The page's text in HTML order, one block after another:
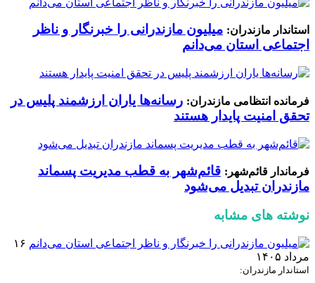
استاندار مازندران: میلیون مازندرانی را خبرنگار و ناظر
اجتماعی استان می‌دانم
فرمانده انتظامی مازندران: رسانه‌ها یاران ارزشمند پلیس در
تحقق امنیت پایدار هستند
فرماندار قائم‌شهر: قائم‌شهر به قطب مدیریت پسماند
مازندران تبدیل می‌شود
نوشته های مشابه
۱۶
مرداد ۱۴۰۵
استاندار مازندران: